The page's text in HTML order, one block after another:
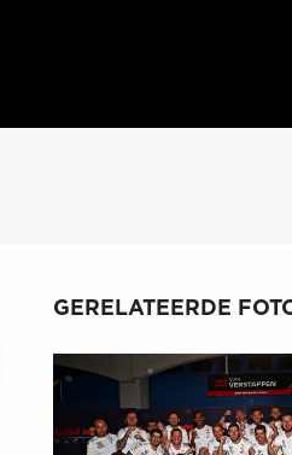
GERELATEERDE